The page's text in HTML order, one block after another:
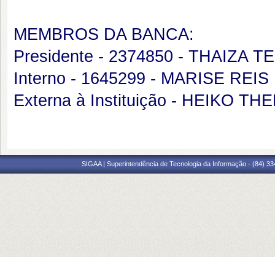
MEMBROS DA BANCA:
Presidente - 2374850 - THAIZA
Interno - 1645299 - MARISE REIS
Externa à Instituição - HEIKO
SIGAA | Superintendência de Tecnologia da Informação - (84)